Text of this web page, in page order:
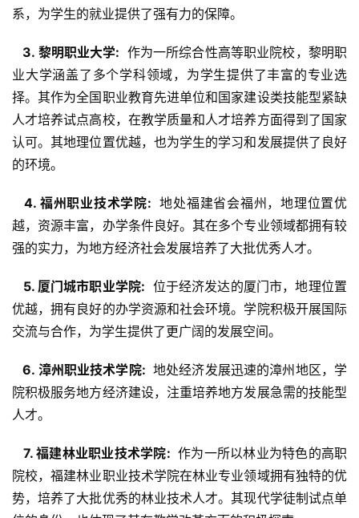
系，为学生的就业提供了强有力的保障。
  3. 黎明职业大学:
作为一所综合性高等职业院校，黎明职
业大学涵盖了多个学科领域，为学生提供了丰富的专业选
择。其作为全国职业教育先进单位和国家建设类技能型紧缺
人才培养试点高校，在教学质量和人才培养方面得到了国家
认可。其地理位置优越，也为学生的学习和发展提供了良好
的环境。
  4. 福州职业技术学院:
地处福建省会福州，地理位置优
越，资源丰富，办学条件良好。其在多个专业领域都拥有较
强的实力，为地方经济社会发展培养了大批优秀人才。
  5. 厦门城市职业学院:
位于经济发达的厦门市，地理位置
优越，拥有良好的办学资源和社会环境。学院积极开展国际
交流与合作，为学生提供了更广阔的发展空间。
  6. 漳州职业技术学院:
地处经济发展迅速的漳州地区，学
院积极服务地方经济建设，注重培养地方发展急需的技能型
人才。
  7. 福建林业职业技术学院:
作为一所以林业为特色的高职
院校，福建林业职业技术学院在林业专业领域拥有独特的优
势，培养了大批优秀的林业技术人才。其现代学徒制试点单